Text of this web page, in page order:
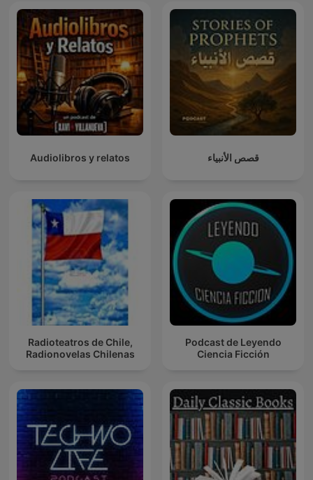
Audiolibros y relatos قصص الأنبياء
Radioteatros de Chile,
Radionovelas Chilenas
Podcast de Leyendo
Ciencia Ficción